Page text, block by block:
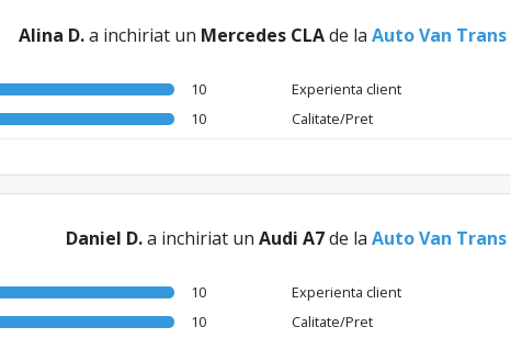
Alina D.a inchiriat un Mercedes CLAde la Auto Van
10 Experienta client
10 Calitate/Pret
Daniel D.a inchiriat un Audi A7de la Auto Van
10 Experienta client
10 Calitate/Pret